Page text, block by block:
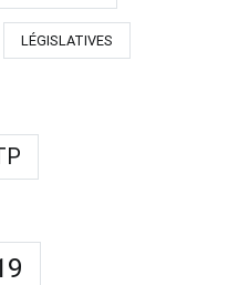
LÉGISLATIVES